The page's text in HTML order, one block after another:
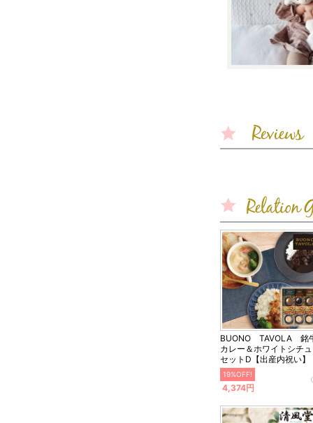
BUONO TAVOLA 銘
カレー＆ホワイトシチ
セットD【出産内祝い】
19%OFF!
4,374円